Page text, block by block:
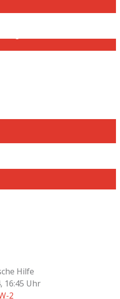
Hilfe
16:45 Uhr
2